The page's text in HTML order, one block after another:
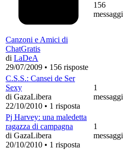
Canzoni e Amici di
ChatGratis
di LaDeA
29/07/2009 • 156 risposte
156
messaggi
C.S.S.: Cansei de Ser
Sexy
di GazaLibera
22/10/2010 • 1 risposta
1
messaggi
Pj Harvey: una maledetta
ragazza di campagna
di GazaLibera
20/10/2010 • 1 risposta
1
messaggi